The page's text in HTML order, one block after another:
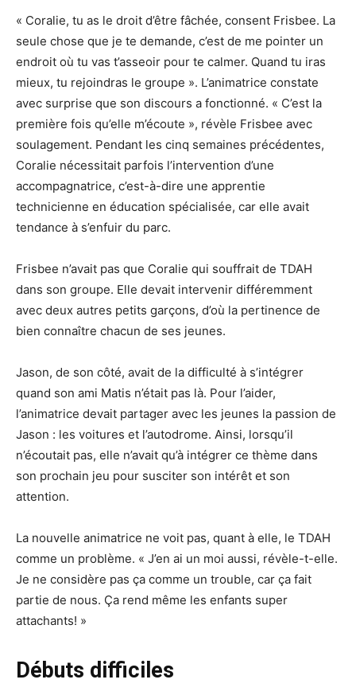
« Coralie, tu as le droit d’être fâchée, consent Frisbee. La
seule chose que je te demande, c’est de me pointer un
endroit où tu vas t’asseoir pour te calmer. Quand tu iras
mieux, tu rejoindras le groupe ». L’animatrice constate
avec surprise que son discours a fonctionné. « C’est la
première fois qu’elle m’écoute », révèle Frisbee avec
soulagement. Pendant les cinq semaines précédentes,
Coralie nécessitait parfois l’intervention d’une
accompagnatrice, c’est-à-dire une apprentie
technicienne en éducation spécialisée, car elle avait
tendance à s’enfuir du parc.
Frisbee n’avait pas que Coralie qui souffrait de TDAH
dans son groupe. Elle devait intervenir différemment
avec deux autres petits garçons, d’où la pertinence de
bien connaître chacun de ses jeunes.
Jason, de son côté, avait de la difficulté à s’intégrer
quand son ami Matis n’était pas là. Pour l’aider,
l’animatrice devait partager avec les jeunes la passion de
Jason : les voitures et l’autodrome. Ainsi, lorsqu’il
n’écoutait pas, elle n’avait qu’à intégrer ce thème dans
son prochain jeu pour susciter son intérêt et son
attention.
La nouvelle animatrice ne voit pas, quant à elle, le TDAH
comme un problème. « J’en ai un moi aussi, révèle-t-elle.
Je ne considère pas ça comme un trouble, car ça fait
partie de nous. Ça rend même les enfants super
attachants! »
Débuts difficiles